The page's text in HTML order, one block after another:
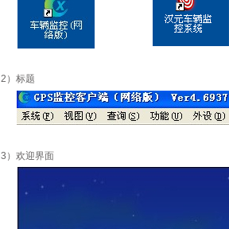
2）标题
3）欢迎界面